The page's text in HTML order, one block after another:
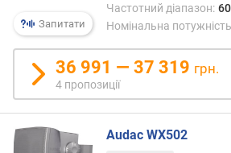
х
в
і
д
д
Запитати
Частотний діапазон:
Номінальна
36 991 — 37 319 грн.
4 пропозиції
Audac WX502